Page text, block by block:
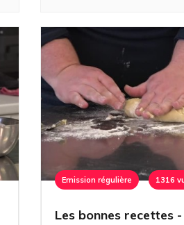
Emission régulière 1316
Les bonnes recettes